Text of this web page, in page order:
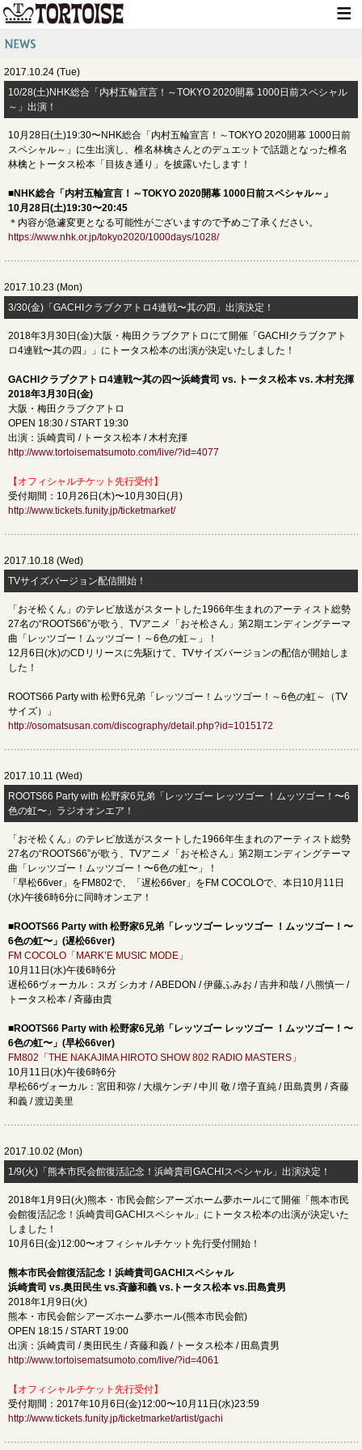
MEDIA INFO
GOODS
CONTACT
2017.10.24 (Tue)
10/28(土)NHK総合「内村五輪宣言！～TOKYO 2020開幕 1000日前スペシャル
～」出演！
10月28日(土)19:30〜NHK総合「内村五輪宣言！～TOKYO 2020開幕 1000日前
スペシャル～」に生出演し、椎名林檎さんとのデュエットで話題となった椎名
林檎とトータス松本「目抜き通り」を披露いたします！
■NHK総合「内村五輪宣言！～TOKYO 2020開幕 1000日前スペシャル～」
10月28日(土)19:30〜20:45
＊内容が急遽変更となる可能性がございますので予めご了承ください。
https://www.nhk.or.jp/tokyo2020/1000days/1028/
2017.10.23 (Mon)
3/30(金)「GACHIクラブクアトロ4連戦〜其の四」出演決定！
2018年3月30日(金)大阪・梅田クラブクアトロにて開催「GACHIクラブクアト
ロ4連戦〜其の四」」にトータス松本の出演が決定いたしました！
GACHIクラブクアトロ4連戦〜其の四〜浜崎貴司 vs. トータス松本 vs. 木村充揮
2018年3月30日(金)
大阪・梅田クラブクアトロ
OPEN 18:30 / START 19:30
出演：浜崎貴司 / トータス松本 / 木村充揮
http://www.tortoisematsumoto.com/live/?id=4077
【オフィシャルチケット先行受付】
受付期間：10月26日(木)〜10月30日(月)
http://www.tickets.funity.jp/ticketmarket/
2017.10.18 (Wed)
TVサイズバージョン配信開始！
「おそ松くん」のテレビ放送がスタートした1966年生まれのアーティスト総勢
27名の“ROOTS66”が歌う、TVアニメ「おそ松さん」第2期エンディングテーマ
曲「レッツゴー！ムッツゴー！～6色の虹～」！
12月6日(水)のCDリリースに先駆けて、TVサイズバージョンの配信が開始しま
した！
ROOTS66 Party with 松野6兄弟「レッツゴー！ムッツゴー！～6色の虹～（TV
サイズ）」
http://osomatsusan.com/discography/detail.php?id=1015172
2017.10.11 (Wed)
ROOTS66 Party with 松野家6兄弟「レッツゴー レッツゴー ！ムッツゴー！〜6
色の虹〜」ラジオオンエア！
「おそ松くん」のテレビ放送がスタートした1966年生まれのアーティスト総勢
27名の“ROOTS66”が歌う、TVアニメ「おそ松さん」第2期エンディングテーマ
曲「レッツゴー！ムッツゴー！〜6色の虹〜」！
「早松66ver」をFM802で、「遅松66ver」をFM COCOLOで、本日10月11日
(水)午後6時6分に同時オンエア！
■ROOTS66 Party with 松野家6兄弟「レッツゴー レッツゴー ！ムッツゴー！〜
6色の虹〜」(遅松66ver)
FM COCOLO「MARK’E MUSIC MODE」
10月11日(水)午後6時6分
遅松66ヴォーカル：スガ シカオ / ABEDON / 伊藤ふみお / 吉井和哉 / 八熊慎一 /
トータス松本 / 斉藤由貴
■ROOTS66 Party with 松野家6兄弟「レッツゴー レッツゴー ！ムッツゴー！〜
6色の虹〜」(早松66ver)
FM802「THE NAKAJIMA HIROTO SHOW 802 RADIO MASTERS」
10月11日(水)午後6時6分
早松66ヴォーカル：宮田和弥 / 大槻ケンヂ / 中川 敬 / 増子直純 / 田島貴男 / 斉藤
和義 / 渡辺美里
2017.10.02 (Mon)
1/9(火)「熊本市民会館復活記念！浜崎貴司GACHIスペシャル」出演決定！
2018年1月9日(火)熊本・市民会館シアーズホーム夢ホールにて開催「熊本市民
会館復活記念！浜崎貴司GACHIスペシャル」にトータス松本の出演が決定いた
しました！
10月6日(金)12:00〜オフィシャルチケット先行受付開始！
熊本市民会館復活記念！浜崎貴司GACHIスペシャル
浜崎貴司 vs.奥田民生 vs.斉藤和義 vs.トータス松本 vs.田島貴男
2018年1月9日(火)
熊本・市民会館シアーズホーム夢ホール(熊本市民会館)
OPEN 18:15 / START 19:00
出演：浜崎貴司 / 奥田民生 / 斉藤和義 / トータス松本 / 田島貴男
http://www.tortoisematsumoto.com/live/?id=4061
【オフィシャルチケット先行受付】
受付期間：2017年10月6日(金)12:00〜10月11日(水)23:59
http://www.tickets.funity.jp/ticketmarket/artist/gachi